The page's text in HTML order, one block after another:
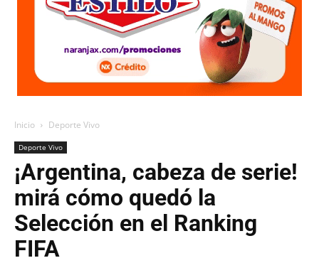
Inicio Deporte Vivo
Deporte Vivo
¡Argentina, cabeza de serie!
mirá cómo quedó la
Selección en el Ranking
FIFA